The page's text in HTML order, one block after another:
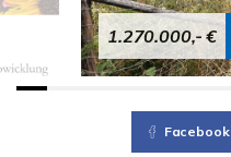
1.270.000,- €
Facebook